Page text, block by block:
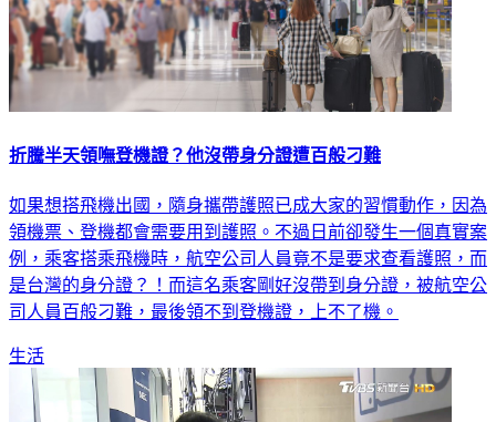
折騰半天領嘸登機證？他沒帶身分證遭百般刁難
如果想搭飛機出國，隨身攜帶護照已成大家的習慣動作，因為
領機票、登機都會需要用到護照。不過日前卻發生一個真實案
例，乘客搭乘飛機時，航空公司人員竟不是要求查看護照，而
是台灣的身分證？！而這名乘客剛好沒帶到身分證，被航空公
司人員百般刁難，最後領不到登機證，上不了機。
生活